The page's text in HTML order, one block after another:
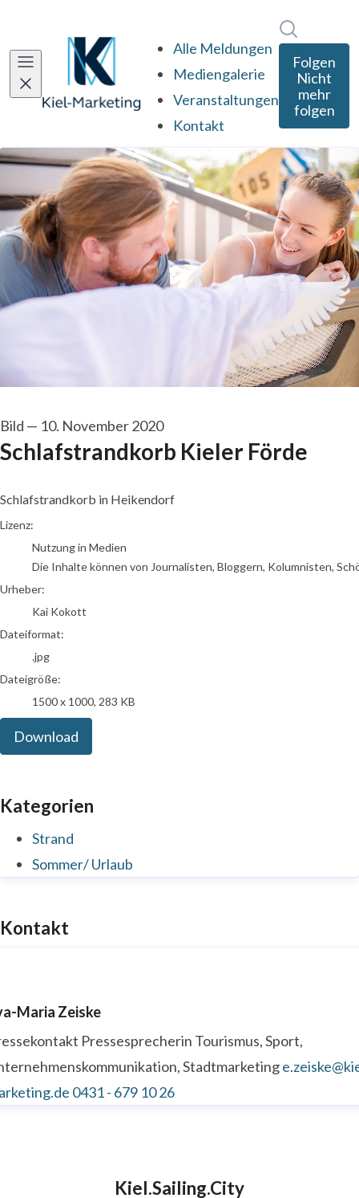
Alle Meldungen
Mediengalerie
Veranstaltungen
Kontakt
Folgen
Nicht
mehr
folgen
Bild — 10. November 2020
Schlafstrandkorb Kieler Förde
Schlafstrandkorb in Heikendorf
Kai Kokott
Lizenz:
Nutzung in Medien
Die Inhalte können von Journalisten, Bloggern, Kolumnisten,
Urheber:
Kai Kokott
Dateiformat:
.jpg
Dateigröße:
1500 x 1000, 283 KB
Download
Kategorien
Strand
Sommer/ Urlaub
Kontakt
Maria Zeiske
Pressesprecherin Tourismus, Sport,
Stadtmarketing
0431 - 679 10 26
Kiel.Sailing.City